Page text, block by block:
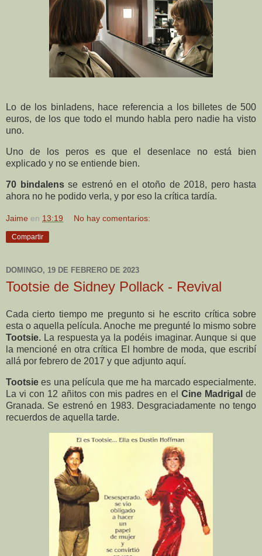
Lo de los binladens, hace referencia a los billetes de 500
euros, de los que todo el mundo habla pero nadie ha visto
uno.
Uno de los peros es que el desenlace no está bien
explicado y no se entiende bien.
70 bindalensse estrenó en el otoño de 2018, pero hasta
ahora no he podido verla, y por eso la crítica tardía.
Jaime en 13:19 No hay comentarios:
Compartir
DOMINGO, 19 DE FEBRERO DE 2023
Tootsie de Sidney Pollack - Revival
Cada cierto tiempo me pregunto si he escrito crítica sobre
esta o aquella película. Anoche me pregunté lo mismo sobre
Tootsie. La respuesta ya la podéis imaginar. Aunque si que
la mencioné en otra crítica El hombre de moda, que escribí
allá por febrero de 2017 y que adjunto aquí.
Tootsie es una película que me ha marcado especialmente.
La vi con 12 añitos con mis padres en el Cine Madrigal de
Granada. Se estrenó en 1983. Desgraciadamente no tengo
recuerdos de aquella tarde.